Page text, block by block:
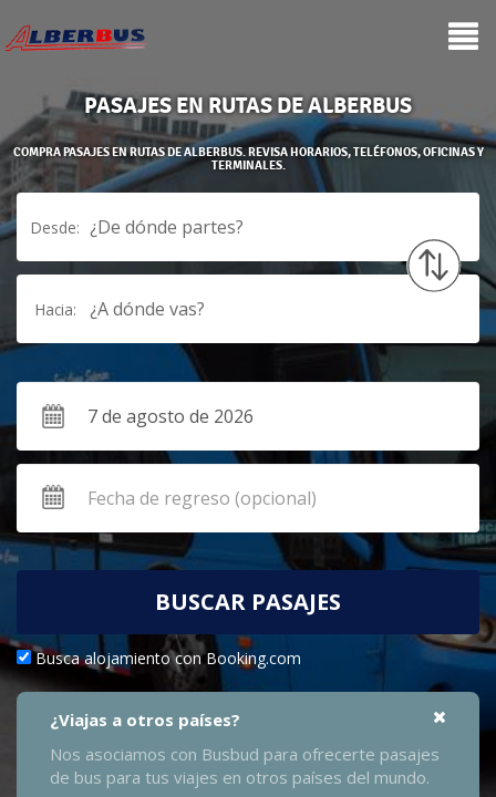
PASAJES EN RUTAS DE ALBERBUS
COMPRA PASAJES EN RUTAS DE ALBERBUS. REVISA HORARIOS, TELÉFONOS, OFICINAS Y
TERMINALES.
Desde: ¿De dónde partes?
Hacia: ¿A dónde vas?
BUSCAR PASAJES
Busca alojamiento con Booking.com
¿Viajas a otros países?
Nos asociamos con Busbud para ofrecerte pasajes
de bus para tus viajes en otros países del mundo.